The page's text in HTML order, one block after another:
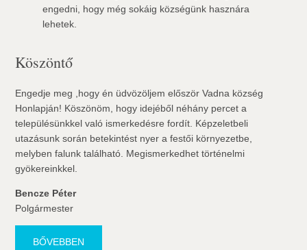
engedni, hogy még sokáig községünk hasznára
lehetek.
Köszöntő
Engedje meg ,hogy én üdvözöljem először Vadna község
Honlapján! Köszönöm, hogy idejéből néhány percet a
településünkkel való ismerkedésre fordít. Képzeletbeli
utazásunk során betekintést nyer a festői környezetbe,
melyben falunk található. Megismerkedhet történelmi
gyökereinkkel.
Bencze Péter
Polgármester
BŐVEBBEN